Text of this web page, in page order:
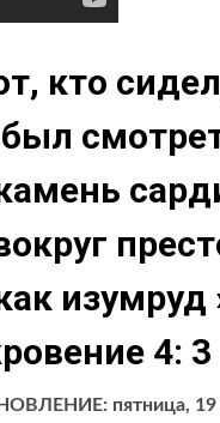
кто
изумруд
4: 3
пятница, 19